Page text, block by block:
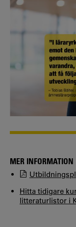
MER INFORMATION
Hitta tidigare
litteraturlistor i